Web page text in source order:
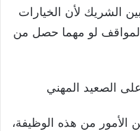
الشريك لأن الخيارات
لو مهما حصل من
الصعيد المهني
الأمور من هذه الوظيفة،